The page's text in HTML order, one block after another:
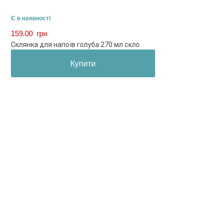
Є в наявності
159.00 грн
Склянка для напоїв голуба 270 мл скло
Купити